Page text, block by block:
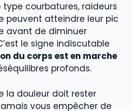
type courbatures, raideurs
peuvent atteindre leur pic
avant de diminuer
le signe indiscutable
du corps est en marche
profonds.
la douleur doit rester
vous empêcher de